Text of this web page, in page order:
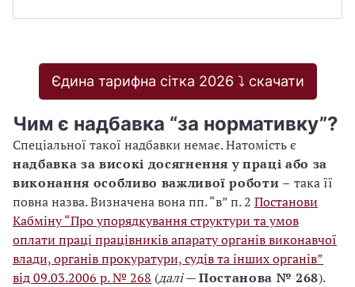
Єдина тарифна сітка 2026 ⤵️ скачати
Чим є надбавка “за нормативку”?
Спеціальної такої надбавки немає. Натомість є
надбавка за високі досягнення у праці або за
виконання особливо важливої роботи – така її
повна назва. Визначена вона пп. “в” п. 2 Постанови
Кабміну “Про упорядкування структури та умов
оплати праці працівників апарату органів виконавчої
влади, органів прокуратури, судів та інших органів”
від 09.03.2006 р. № 268 (далі—Постанова № 268).